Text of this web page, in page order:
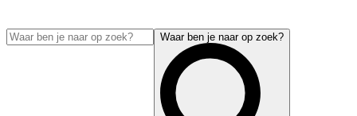
Waar ben je naar op zoek?